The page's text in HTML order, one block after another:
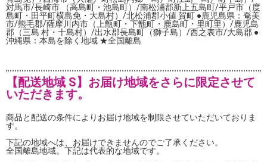
対馬市/長崎市 （高島町・池島町）/南松浦郡新上五島町/平戸市（度
島町・田平町横島免・大島村）/北松浦郡小値 賀町 ●鹿児島県：奄美
市/熊毛郡/薩摩川内市（上甑町・下甑町・鹿島町・里町里）/鹿児島
郡（三島 村・十島村）/出水郡長島町（獅子島）/西之表市/大島郡 ●
沖縄県：本島を除く地域 ★全国離島
【配送地域 S】お届け地域をさらに限定させて
いただきます。
商品と配送の条件によりお届け地域を制限させていただいておりま
す。
下記の地域へは、お届けできませんのでご了承ください。
全国離島地域。下記は代表的な地域です。